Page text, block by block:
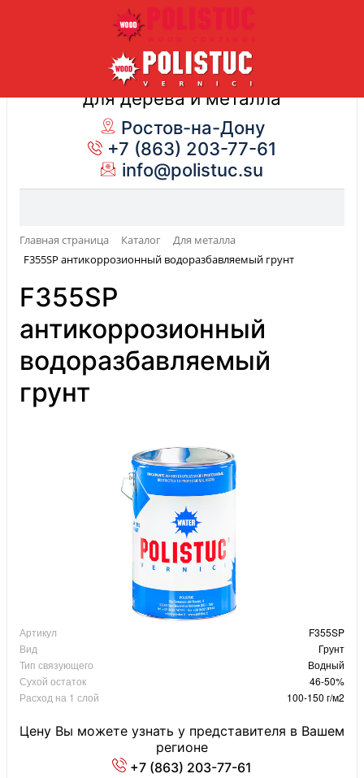
Лакокрасочные материалы
для дерева и металла
Ростов-на-Дону
+7 (863) 203-77-61
info@polistuc.su
Главная страница Каталог
Для металла
F355SP антикоррозионный водоразбавляемый грунт
F355SP
антикоррозионный
водоразбавляемый
грунт
Артикул
F355SP
Вид
Грунт
Тип связующего
Водный
Сухой остаток
46-50%
Расход на 1 слой
100-150 г/м2
Цену Вы можете узнать у представителя в Вашем
регионе
+7 (863) 203-77-61